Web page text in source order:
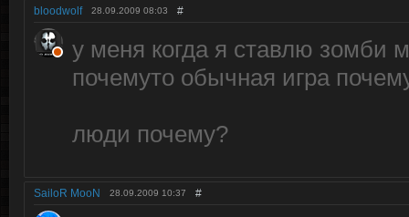
bloodwolf 28.09.2009 08:03 #
у меня когда я ставлю зомби
почемуто обычная игра
люди почему?
SailoR MooN 28.09.2009 10:37 #